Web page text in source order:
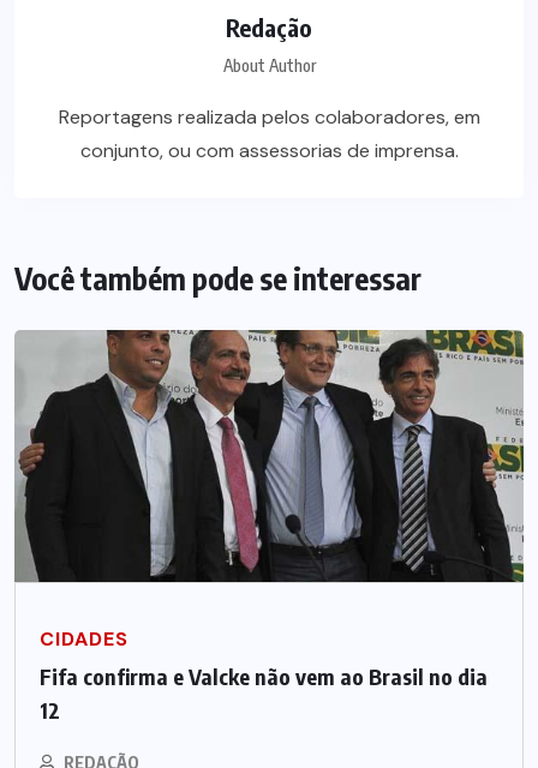
Redação
About Author
Reportagens realizada pelos colaboradores, em
conjunto, ou com assessorias de imprensa.
Você também pode se interessar
CIDADES
Fifa confirma e Valcke não vem ao Brasil no dia
12
REDAÇÃO